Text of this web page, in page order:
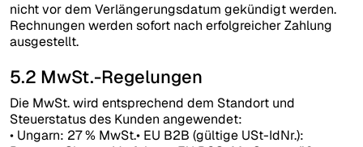
nicht vor dem Verlängerungsdatum gekündigt werden.
Rechnungen werden sofort nach erfolgreicher Zahlung
ausgestellt.
5.2 MwSt.-Regelungen
Die MwSt. wird entsprechend dem Standort und
Steuerstatus des Kunden angewendet:
• Ungarn: 27 % MwSt.• EU B2B (gültige USt-IdNr.):